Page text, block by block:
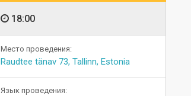
18:00
Место проведения:
Raudtee tänav 73, Tallinn, Estonia
Язык проведения: